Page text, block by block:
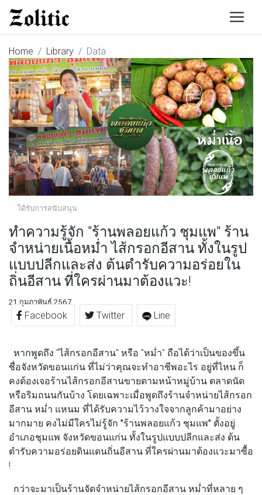
Home Library Data
ได้รับการสนับสนุน
ทำความรู้จัก "ร้านพลอยแก้ว ชุมแพ" ร้าน
จำหน่ายเนื้อหม่ำ ไส้กรอกอีสาน ทั้งในรูป
แบบปลีกและส่ง ต้นตำรับความอร่อยใน
ถิ่นอีสาน ที่ใครผ่านมาต้องแวะ!
21 กุมภาพันธ์ 2567
Facebook Twitter Line
หากพูดถึง "ไส้กรอกอีสาน" หรือ "หม่ำ" ถือได้ว่าเป็นของขึ้น
ชื่อจังหวัดขอนแก่น ที่ไม่ว่าคุณจะทำอาชีพอะไร อยู่ที่ไหน ก็
คงต้องเจอร้านไส้กรอกอีสานขายตามหน้าหมู่บ้าน ตลาดนัด
หรือริมถนนกันบ้าง โดยเฉพาะเมื่อพูดถึงร้านจำหน่ายไส้กรอก
อีสาน หม่ำ แหนม ที่ได้รับความไว้วางใจจากลูกค้ามาอย่าง
มากมาย คงไม่มีใครไม่รู้จัก "ร้านพลอยแก้ว ชุมแพ" ตั้งอยู่
อำเภอชุมแพ จังหวัดขอนแก่น ทั้งในรูปแบบปลีกและส่ง ต้น
ตำรับความอร่อยดินแดนถิ่นอีสาน ที่ใครผ่านมาต้องแวะมาซื้อ
!
กว่าจะมาเป็นร้านจัดจำหน่ายไส้กรอกอีสาน หม่ำที่หลาย ๆ